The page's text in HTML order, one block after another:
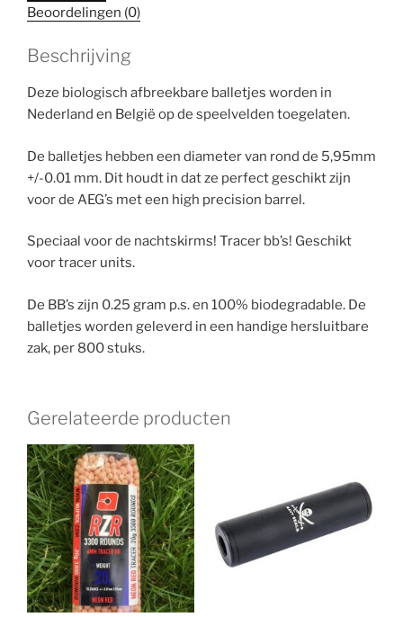
Beoordelingen (0)
Beschrijving
Deze biologisch afbreekbare balletjes worden in
Nederland en België op de speelvelden toegelaten.
De balletjes hebben een diameter van rond de 5,95mm
+/-0.01 mm. Dit houdt in dat ze perfect geschikt zijn
voor de AEG’s met een high precision barrel.
Speciaal voor de nachtskirms! Tracer bb’s! Geschikt
voor tracer units.
De BB’s zijn 0.25 gram p.s. en 100% biodegradable. De
balletjes worden geleverd in een handige hersluitbare
zak, per 800 stuks.
Gerelateerde producten